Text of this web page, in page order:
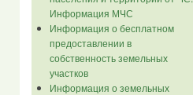
Информация МЧС
Информация о бесплатном
предоставлении в
собственность земельных
участков
Информация о земельных